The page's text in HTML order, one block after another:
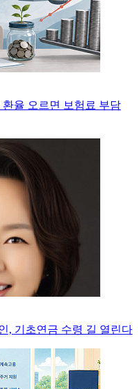
율 오르면 보험료 부담
, 기초연금 수령 길 열린다